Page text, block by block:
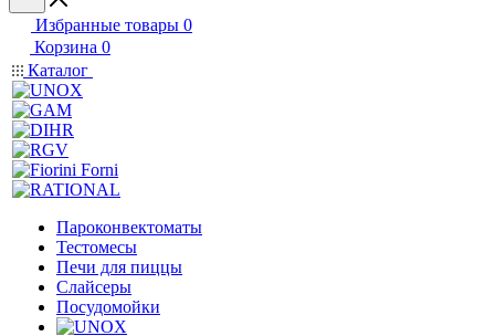
Избранные товары 0
Корзина 0
Каталог
Пароконвектоматы
Тестомесы
Печи для пиццы
Слайсеры
Посудомойки